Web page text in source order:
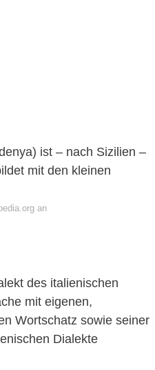
ist – nach Sizilien –
mit den kleinen
an
des italienischen
mit eigenen,
Wortschatz sowie seiner
Dialekte